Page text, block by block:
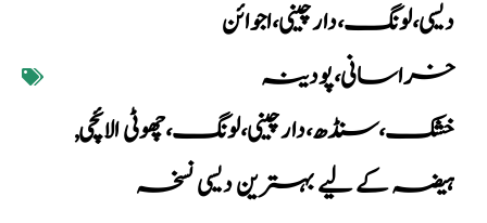
دیسی،لونگ،دارچینی،اجوائن
خراسانی،پودینہ
خشک،سنڈھ،دارچینی،لونگ،چھوٹی الائچی,
ہیضہ کے لیے بہترین دیسی نسخہ